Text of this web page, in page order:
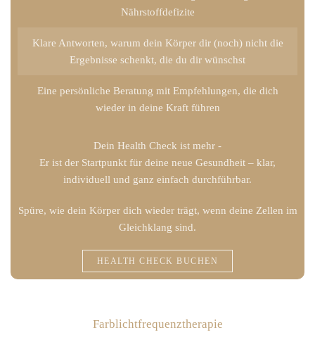
Nährstoffdefizite
Klare Antworten, warum dein Körper dir (noch) nicht die
Ergebnisse schenkt, die du dir wünschst
Eine persönliche Beratung mit Empfehlungen, die dich
wieder in deine Kraft führen
Dein Health Check ist mehr -
Er ist der Startpunkt für deine neue Gesundheit – klar,
individuell und ganz einfach durchführbar.
Spüre, wie dein Körper dich wieder trägt, wenn deine Zellen im
Gleichklang sind.
HEALTH CHECK BUCHEN
Farblichtfrequenztherapie